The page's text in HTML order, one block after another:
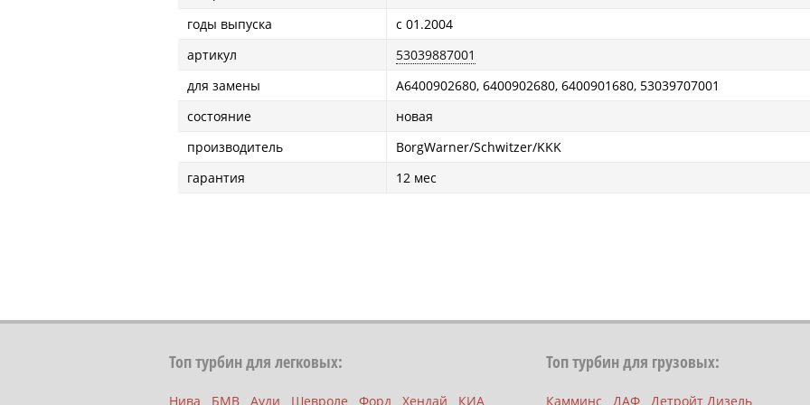
годы выпуска
с 01.2004
артикул
53039887001
для замены
A6400902680, 6400902680, 6400901680, 53039707001
состояние
новая
производитель
BorgWarner/Schwitzer/KKK
гарантия
12 мес
Топ турбин для легковых:
Нива БМВ Ауди Шевроле Форд Хендай КИА
Топ турбин для грузовых:
Камминс ДАФ Детройт Дизель